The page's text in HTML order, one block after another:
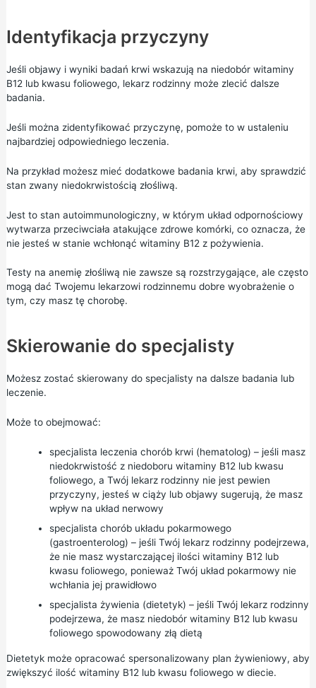
Identyfikacja przyczyny
Jeśli objawy i wyniki badań krwi wskazują na niedobór witaminy
B12 lub kwasu foliowego, lekarz rodzinny może zlecić dalsze
badania.
Jeśli można zidentyfikować przyczynę, pomoże to w ustaleniu
najbardziej odpowiedniego leczenia.
Na przykład możesz mieć dodatkowe badania krwi, aby sprawdzić
stan zwany niedokrwistością złośliwą.
Jest to stan autoimmunologiczny, w którym układ odpornościowy
wytwarza przeciwciała atakujące zdrowe komórki, co oznacza, że
nie jesteś w stanie wchłonąć witaminy B12 z pożywienia.
Testy na anemię złośliwą nie zawsze są rozstrzygające, ale często
mogą dać Twojemu lekarzowi rodzinnemu dobre wyobrażenie o
tym, czy masz tę chorobę.
Skierowanie do specjalisty
Możesz zostać skierowany do specjalisty na dalsze badania lub
leczenie.
Może to obejmować:
specjalista leczenia chorób krwi (hematolog) – jeśli masz
niedokrwistość z niedoboru witaminy B12 lub kwasu
foliowego, a Twój lekarz rodzinny nie jest pewien
przyczyny, jesteś w ciąży lub objawy sugerują, że masz
wpływ na układ nerwowy
specjalista chorób układu pokarmowego
(gastroenterolog) – jeśli Twój lekarz rodzinny podejrzewa,
że nie masz wystarczającej ilości witaminy B12 lub
kwasu foliowego, ponieważ Twój układ pokarmowy nie
wchłania jej prawidłowo
specjalista żywienia (dietetyk) – jeśli Twój lekarz rodzinny
podejrzewa, że masz niedobór witaminy B12 lub kwasu
foliowego spowodowany złą dietą
Dietetyk może opracować spersonalizowany plan żywieniowy, aby
zwiększyć ilość witaminy B12 lub kwasu foliowego w diecie.